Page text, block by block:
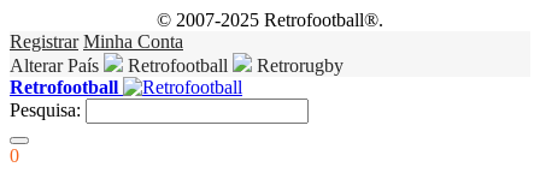
© 2007-2025 Retrofootball®.
Registrar Minha Conta
Alterar País
Retrofootball
Retrorugby
Retrofootball
Pesquisa:
0